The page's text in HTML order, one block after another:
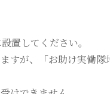
置してください。
すが、「お助け実働